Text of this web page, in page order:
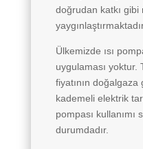
doğrudan katkı
Ülkemizde ısı
uygulaması yoktur.
fiyatının
kademeli elektrik
pompası kullanımı
durumdadır.